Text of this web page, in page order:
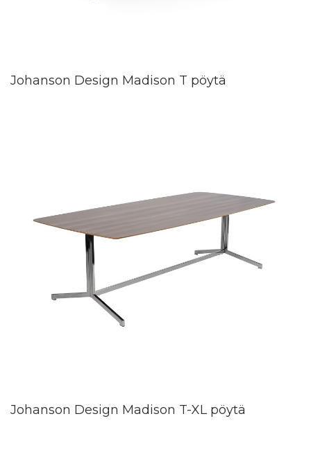
Johanson Design Madison T pöytä
Johanson Design Madison T-XL pöytä